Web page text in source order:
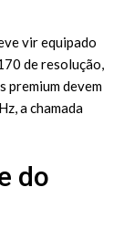
vir equipado
de resolução,
premium devem
a chamada
do